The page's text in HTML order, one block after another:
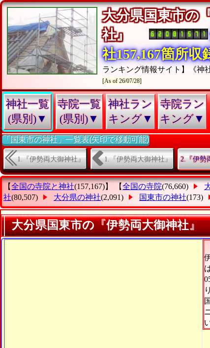
大分県国東市の
社』
社157,167箇所収
ランキング情報サイト】《神
[As of 26/07/28]
神社一覧
(県別)▼
寺院一覧
(県別)▼
神社ラン
キング▼
寺院ラン
キング▼
「国東市の神社」一覧表(矢印で移動可能)
1.『伊勢両大御神社』 1.『伊勢両大御神社』 2.『伊勢
【全国の寺院と神社(157,167)】 【全国の寺院(76,660)
社(80,507) 大分県の神社(2,091) 国東市の神社(173)
大分県国東市の『伊勢両大御神社』